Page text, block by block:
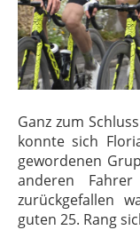
Ganz zum
konnte sich
gewordenen
anderen
zurückgefallen
guten 25. Rang